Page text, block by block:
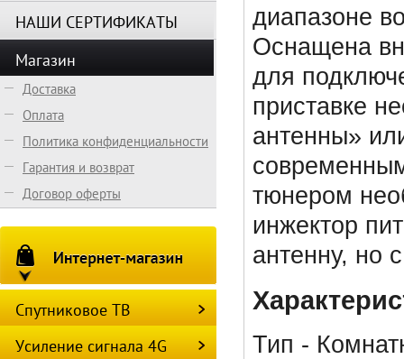
диапазоне
Оснащена
для
приставке
антенны»
тюнером
инжектор
антенну, но
Тип -
НАШИ СЕРТИФИКАТЫ
Магазин
Доставка
Оплата
Политика конфиденциальности
Гарантия и возврат
Договор оферты
Спутниковое ТВ
Усиление сигнала 4G